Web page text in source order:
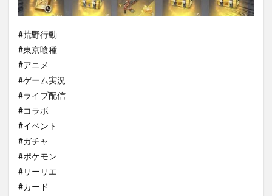
#荒野行動
#東京喰種
#アニメ
#ゲーム実況
#ライブ配信
#コラボ
#イベント
#ガチャ
#ポケモン
#リーリエ
#カード